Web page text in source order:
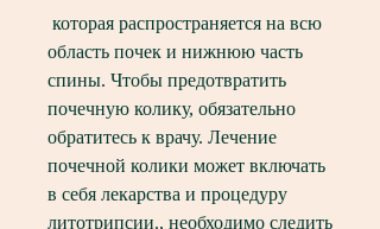
область почек и нижнюю часть
спины. Чтобы предотвратить
почечную колику, обязательно
обратитесь к врачу. Лечение
почечной колики может включать
в себя лекарства и процедуру
литотрипсии., необходимо следить